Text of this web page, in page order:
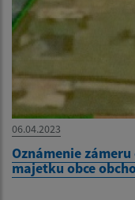
06.04.2023
Oznámenie
majetku obce